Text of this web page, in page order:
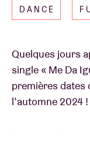
DANCE
Quelques jours
single « Me Da
premières dates
l’automne 2024 !